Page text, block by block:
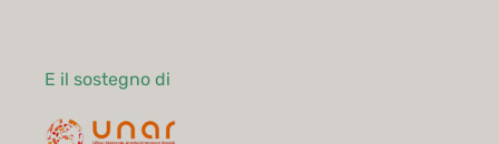
E il sostegno di